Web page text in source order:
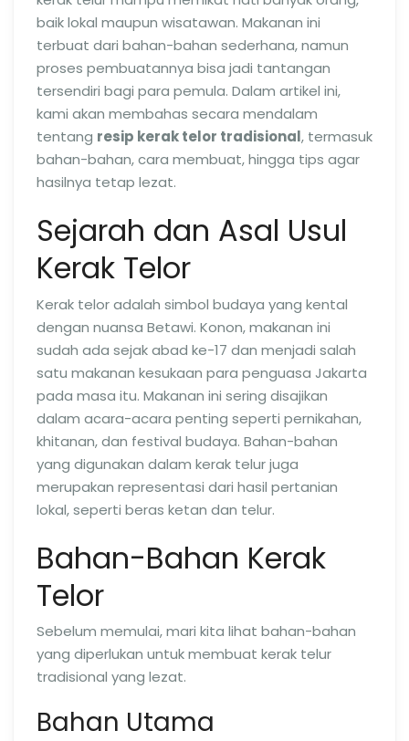
baik lokal maupun wisatawan. Makanan ini
terbuat dari bahan-bahan sederhana, namun
proses pembuatannya bisa jadi tantangan
tersendiri bagi para pemula. Dalam artikel ini,
kami akan membahas secara mendalam
tentang resip kerak telor tradisional, termasuk
bahan-bahan, cara membuat, hingga tips agar
hasilnya tetap lezat.
Sejarah dan Asal Usul
Kerak Telor
Kerak telor adalah simbol budaya yang kental
dengan nuansa Betawi. Konon, makanan ini
sudah ada sejak abad ke-17 dan menjadi salah
satu makanan kesukaan para penguasa Jakarta
pada masa itu. Makanan ini sering disajikan
dalam acara-acara penting seperti pernikahan,
khitanan, dan festival budaya. Bahan-bahan
yang digunakan dalam kerak telur juga
merupakan representasi dari hasil pertanian
lokal, seperti beras ketan dan telur.
Bahan-Bahan Kerak
Telor
Sebelum memulai, mari kita lihat bahan-bahan
yang diperlukan untuk membuat kerak telur
tradisional yang lezat.
Bahan Utama